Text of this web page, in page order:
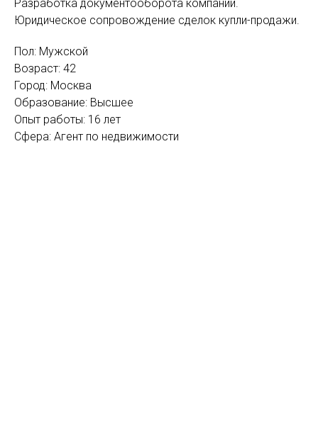
Разработка документооборота компании.
Юридическое сопровождение сделок купли-продажи.
Пол: Мужской
Возраст: 42
Город: Москва
Образование: Высшее
Опыт работы: 16 лет
Сфера: Агент по недвижимости